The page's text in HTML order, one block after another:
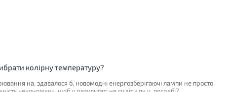
колірну температуру?
на, здавалося б, новомодні енергозберігаючі лампи не просто